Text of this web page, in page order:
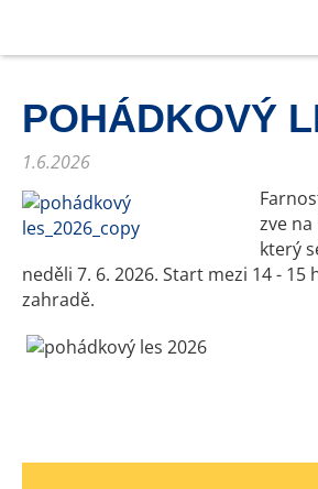
POHÁDKOVÝ
1.6.2026
zve na
který
neděli 7. 6. 2026. Start mezi 14 -
zahradě.